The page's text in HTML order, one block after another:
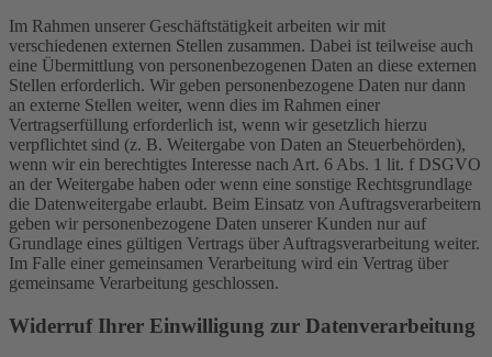
Im Rahmen unserer Geschäftstätigkeit arbeiten wir mit
verschiedenen externen Stellen zusammen. Dabei ist teilweise auch
eine Übermittlung von personenbezogenen Daten an diese externen
Stellen erforderlich. Wir geben personenbezogene Daten nur dann
an externe Stellen weiter, wenn dies im Rahmen einer
Vertragserfüllung erforderlich ist, wenn wir gesetzlich hierzu
verpflichtet sind (z. B. Weitergabe von Daten an Steuerbehörden),
wenn wir ein berechtigtes Interesse nach Art. 6 Abs. 1 lit. f DSGVO
an der Weitergabe haben oder wenn eine sonstige Rechtsgrundlage
die Datenweitergabe erlaubt. Beim Einsatz von Auftragsverarbeitern
geben wir personenbezogene Daten unserer Kunden nur auf
Grundlage eines gültigen Vertrags über Auftragsverarbeitung weiter.
Im Falle einer gemeinsamen Verarbeitung wird ein Vertrag über
gemeinsame Verarbeitung geschlossen.
Widerruf Ihrer Einwilligung zur Datenverarbeitung